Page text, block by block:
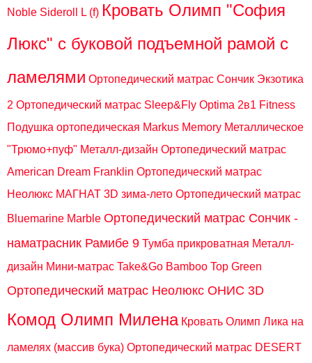
Noble Sideroll L (f) Кровать Олимп "София
Люкс" с буковой подъемной рамой с
ламелями Ортопедический матрас Сончик Экзотика
2 Ортопедический матрас Sleep&Fly Optima 2в1 Fitness
Подушка ортопедическая Markus Memory Металлическое
"Трюмо+пуф" Металл-дизайн Ортопедический матрас
American Dream Franklin Ортопедический матрас
Неолюкс МАГНАТ 3D зима-лето Ортопедический матрас
Bluemarine Marble Ортопедический матрас Сончик -
наматрасник Рамибе 9 Тумба прикроватная Металл-
дизайн Мини-матрас Take&Go Bamboo Top Green
Ортопедический матрас Неолюкс ОНИС 3D
Комод Олимп Милена Кровать Олимп Лика на
ламелях (массив бука) Ортопедический матрас DESERT